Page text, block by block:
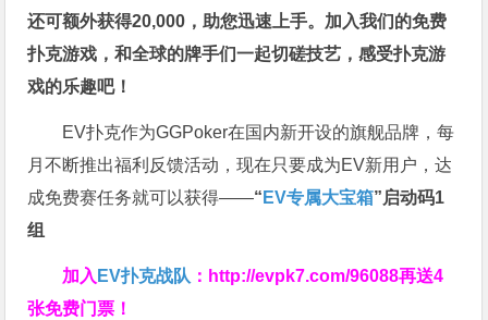
还可额外获得20,000，助您迅速上手。 加入我们的免费
扑克游戏，和全球的牌手们一起切磋技艺，感受扑克游
戏的乐趣吧！
EV扑克作为GGPoker在国内新开设的旗舰品牌，每
月不断推出福利反馈活动，现在只要成为EV新用户，达
成免费赛任务就可以获得——“ EV专属大宝箱”启动码1
组
加入 EV扑克战队 ： http://evpk7.com/96088再送4
张免费门票！